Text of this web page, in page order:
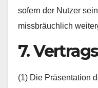
sofern der Nutzer
missbräuchlich
7.
(1) Die Präsentation